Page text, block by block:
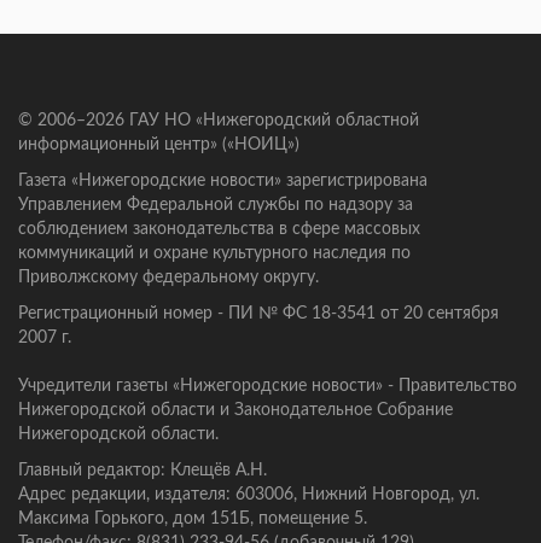
© 2006–2026 ГАУ НО «Нижегородский областной
информационный центр» («НОИЦ»)
Газета «Нижегородские новости» зарегистрирована
Управлением Федеральной службы по надзору за
соблюдением законодательства в сфере массовых
коммуникаций и охране культурного наследия по
Приволжскому федеральному округу.
Регистрационный номер - ПИ № ФС 18-3541 от 20 сентября
2007 г.
Учредители газеты «Нижегородские новости» - Правительство
Нижегородской области и Законодательное Собрание
Нижегородской области.
Главный редактор: Клещёв А.Н.
Адрес редакции, издателя: 603006, Нижний Новгород, ул.
Максима Горького, дом 151Б, помещение 5.